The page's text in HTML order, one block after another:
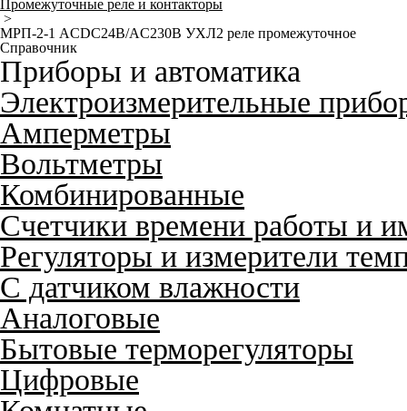
Промежуточные реле и контакторы
>
МРП-2-1 ACDC24В/AC230В УХЛ2 реле промежуточное
Справочник
Приборы и автоматика
Электроизмерительные
Амперметры
Вольтметры
Комбинированные
Счетчики времени работы и
Регуляторы и измерители
С датчиком влажности
Аналоговые
Бытовые терморегуляторы
Цифровые